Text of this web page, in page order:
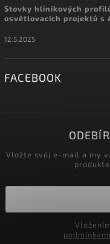
Stovky hliníkových
osvětlovacích projektů s
12.5.2025
FACEBOOK
Vložte svůj e-mail a my